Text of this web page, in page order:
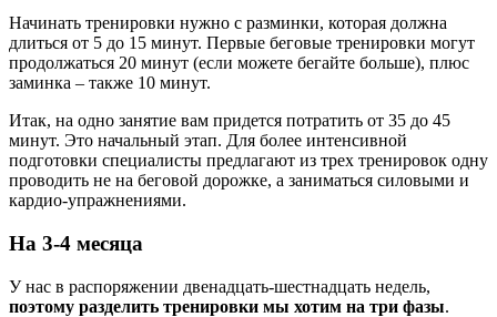
Начинать тренировки нужно с разминки, которая должна
длиться от 5 до 15 минут. Первые беговые тренировки могут
продолжаться 20 минут (если можете бегайте больше), плюс
заминка – также 10 минут.
Итак, на одно занятие вам придется потратить от 35 до 45
минут. Это начальный этап. Для более интенсивной
подготовки специалисты предлагают из трех тренировок одну
проводить не на беговой дорожке, а заниматься силовыми и
кардио-упражнениями.
На 3-4 месяца
У нас в распоряжении двенадцать-шестнадцать недель,
поэтому разделить тренировки мы хотим на три фазы.